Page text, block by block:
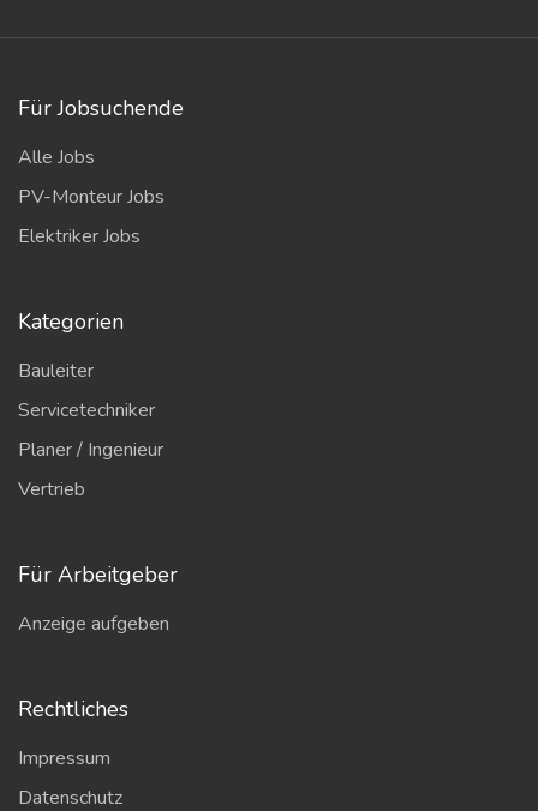
Für Jobsuchende
Alle Jobs
PV-Monteur Jobs
Elektriker Jobs
Kategorien
Bauleiter
Servicetechniker
Planer / Ingenieur
Vertrieb
Für Arbeitgeber
Anzeige aufgeben
Rechtliches
Impressum
Datenschutz